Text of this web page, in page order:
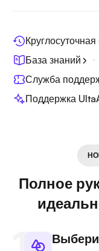
База знаний
Служба
Поддержка
Полное
Выбери